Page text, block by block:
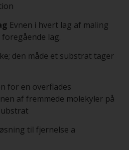
Evnen i hvert lag af maling
lag.
den måde et substrat tager
for en overflades
af fremmede molekyler på
til fjernelse a